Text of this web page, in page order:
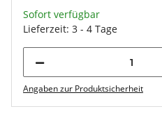
Sofort verfügbar
Lieferzeit: 3 - 4 Tage
Angaben zur Produktsicherheit